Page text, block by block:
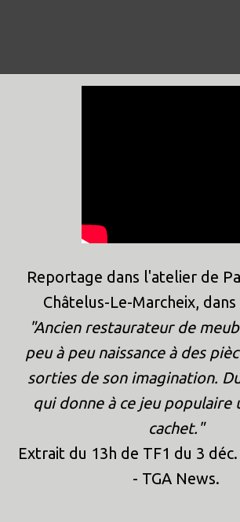
Reportage dans l'atelier de
Châtelus-Le-Marcheix, dans
"Ancien restaurateur de
peu à peu naissance à des
sorties de son imagination.
qui donne à ce jeu populaire
cachet."
Extrait du 13h de TF1 du 3
- TGA News.